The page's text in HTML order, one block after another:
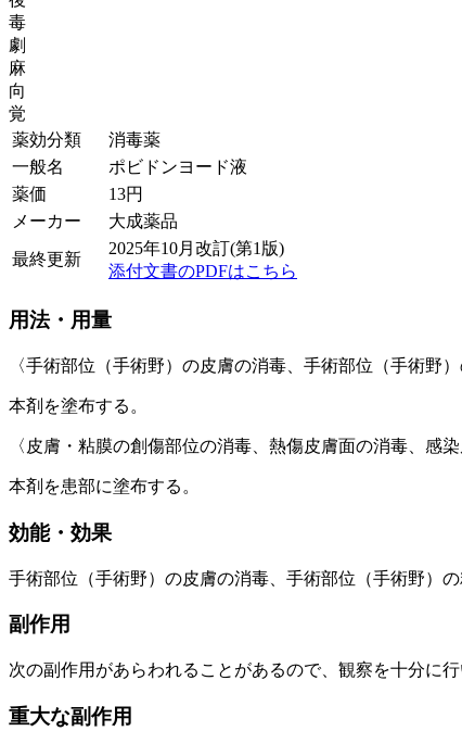
毒
劇
麻
向
覚
薬効分類
消毒薬
一般名
ポビドンヨード液
薬価
13円
メーカー
大成薬品
最終更新
2025年10月改訂(第1版)
添付文書のPDFはこちら
用法・用量
〈手術部位（手術野）の皮膚の消毒、手術部位（手術野）
本剤を塗布する。
〈皮膚・粘膜の創傷部位の消毒、熱傷皮膚面の消毒、感染
本剤を患部に塗布する。
効能・効果
手術部位（手術野）の皮膚の消毒、手術部位（手術野）
副作用
次の副作用があらわれることがあるので、観察を十分に
重大な副作用